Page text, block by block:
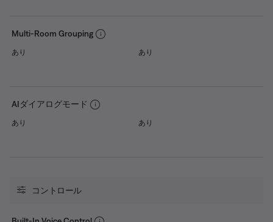
Multi-Room Grouping
あり
AIダイアログモード
あり
コントロール
あり
あり